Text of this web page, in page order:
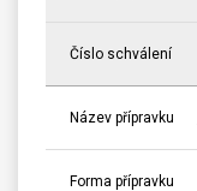
Číslo schválení
Název přípravku
Forma přípravku